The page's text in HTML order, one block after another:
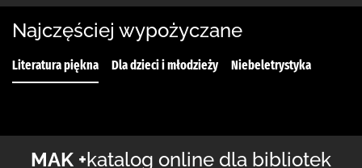
Najczęściej wypożyczane
Literatura piękna Dla dzieci i młodzieży Niebeletrystyka
MAK +katalog online dla bibliotek